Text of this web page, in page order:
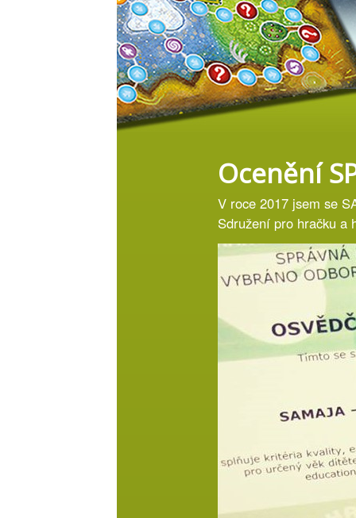
Ocenění
V roce 2017 jsem se
Sdružení pro hračku a